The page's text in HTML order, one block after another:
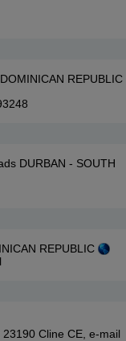
REPUBLIC
DURBAN - SOUTH
REPUBLIC
Cline CE, e-mail